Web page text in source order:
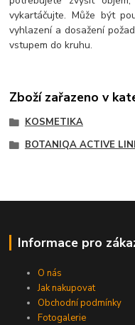
vykartáčujte. Může být
vyhlazení a dosažení
vstupem do kruhu.
Zboží zařazeno v
KOSMETIKA
BOTANIQA ACTIVE
Informace pro
O nás
Jak nakupovat
Obchodní podmínky
Fotogalerie